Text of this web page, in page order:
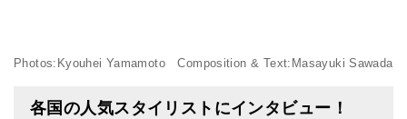
Photos:Kyouhei Yamamoto Composition & Text:Masayuki Sawada
各国の人気スタイリストにインタビュー！